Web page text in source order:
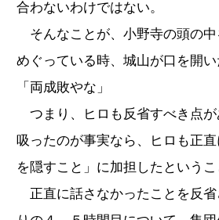
合わないわけではない。
そんなことが、小野寺の頭の中
めぐっている時、城山が口を開い
「両成敗やな」
つまり、ヒロも反省すべき点
吸ったのが事実なら、ヒロも正
を隠すこと」に加担したというこ
正直に話さなかったことを反